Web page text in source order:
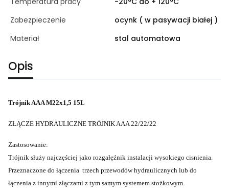
Zabezpieczenie
ocynk ( w pasywacji białej )
Materiał
stal automatowa
Opis
Trójnik AAA M22x1,5 15L
ZŁĄCZE HYDRAULICZNE TRÓJNIK AAA 22/22/22
Zastosowanie:
Trójnik służy najczęściej jako rozgałęźnik instalacji wysokiego cisnienia.
Przeznaczone do łączenia trzech przewodów hydraulicznych lub do
łączenia z innymi złączami z tym samym systemem stożkowym.